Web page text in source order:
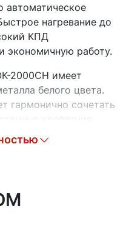
автоматическое
нагревание до
КПД
экономичную работу.
2000СН имеет
белого цвета.
гармонично сочетать
крепления,
надежно
Простота и
легкость в
эксплуатации.